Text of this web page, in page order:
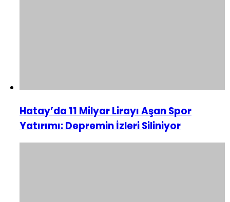
Hatay’da 11 Milyar Lirayı Aşan Spor
Yatırımı: Depremin İzleri Siliniyor